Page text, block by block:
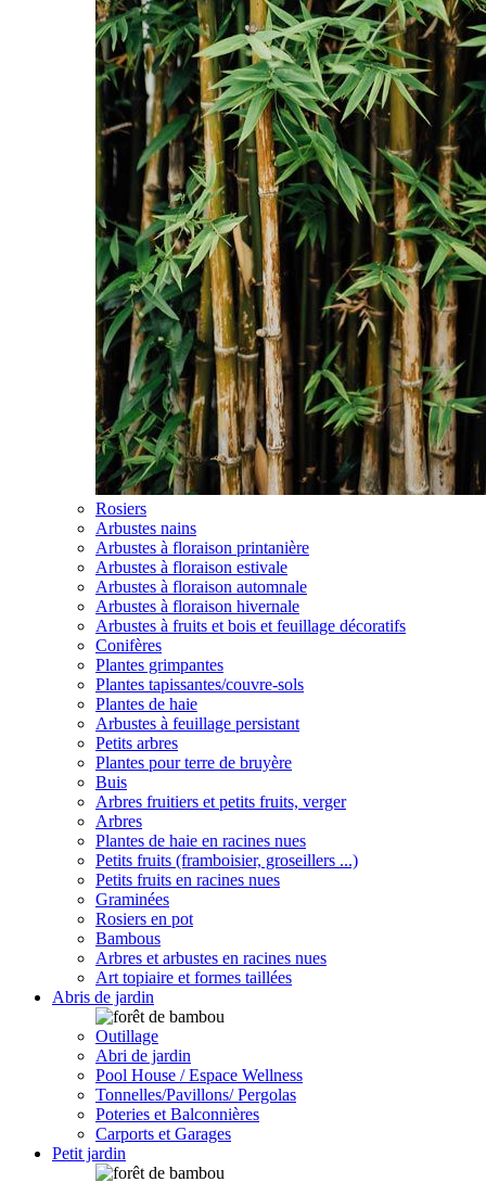
Rosiers
Arbustes nains
Arbustes à floraison printanière
Arbustes à floraison estivale
Arbustes à floraison automnale
Arbustes à floraison hivernale
Arbustes à fruits et bois et feuillage décoratifs
Conifères
Plantes grimpantes
Plantes tapissantes/couvre-sols
Plantes de haie
Arbustes à feuillage persistant
Petits arbres
Plantes pour terre de bruyère
Buis
Arbres fruitiers et petits fruits, verger
Arbres
Plantes de haie en racines nues
Petits fruits (framboisier, groseillers ...)
Petits fruits en racines nues
Graminées
Rosiers en pot
Bambous
Arbres et arbustes en racines nues
Art topiaire et formes taillées
Abris de jardin
Outillage
Abri de jardin
Pool House / Espace Wellness
Tonnelles/Pavillons/ Pergolas
Poteries et Balconnières
Carports et Garages
Petit jardin